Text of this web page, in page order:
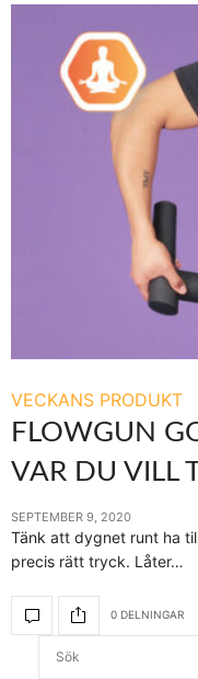
VECKANS PRODUKT
FLOWGUN
VAR DU VILL
SEPTEMBER 9, 2020
Tänk att dygnet runt ha
precis rätt tryck. Låter…
0 DELNINGAR